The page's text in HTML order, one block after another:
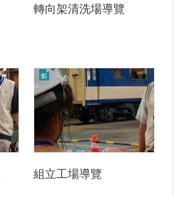
轉向架清洗場導覽
組立工場導覽